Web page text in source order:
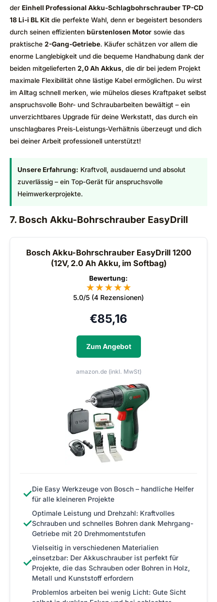
der Einhell Professional Akku-Schlagbohrschrauber TP-CD
18 Li-i BL Kit die perfekte Wahl, denn er begeistert besonders
durch seinen effizienten bürstenlosen Motor sowie das
praktische 2-Gang-Getriebe. Käufer schätzen vor allem die
enorme Langlebigkeit und die bequeme Handhabung dank der
beiden mitgelieferten 2,0 Ah Akkus , die dir bei jedem Projekt
maximale Flexibilität ohne lästige Kabel ermöglichen. Du wirst
im Alltag schnell merken, wie mühelos dieses Kraftpaket selbst
anspruchsvolle Bohr- und Schraubarbeiten bewältigt – ein
unverzichtbares Upgrade für deine Werkstatt, das durch ein
unschlagbares Preis-Leistungs-Verhältnis überzeugt und dich
bei deiner Arbeit professionell unterstützt!
Unsere Erfahrung: Kraftvoll, ausdauernd und absolut
zuverlässig – ein Top-Gerät für anspruchsvolle
Heimwerkerprojekte.
7. Bosch Akku-Bohrschrauber EasyDrill
Bosch Akku-Bohrschrauber EasyDrill 1200
(12V, 2.0 Ah Akku, im Softbag)
Bewertung:
★★★★★
5.0/5 (4 Rezensionen)
€85,16
Zum Angebot
amazon.de (inkl. MwSt)
✓Die Easy Werkzeuge von Bosch – handliche Helfer
für alle kleineren Projekte
✓
Optimale Leistung und Drehzahl: Kraftvolles
Schrauben und schnelles Bohren dank Mehrgang-
Getriebe mit 20 Drehmomentstufen
✓
Vielseitig in verschiedenen Materialien
einsetzbar: Der Akkuschrauber ist perfekt für
Projekte, die das Schrauben oder Bohren in Holz,
Metall und Kunststoff erfordern
Problemlos arbeiten bei wenig Licht: Gute Sicht